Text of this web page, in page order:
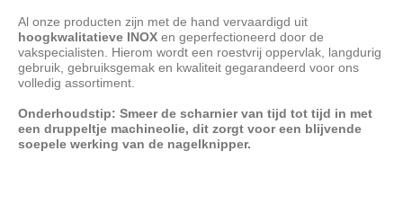
Al onze producten zijn met de hand vervaardigd uit
hoogkwalitatieve INOX en geperfectioneerd door de
vakspecialisten. Hierom wordt een roestvrij oppervlak, langdurig
gebruik, gebruiksgemak en kwaliteit gegarandeerd voor ons
volledig assortiment.
Onderhoudstip: Smeer de scharnier van tijd tot tijd in met
een druppeltje machineolie, dit zorgt voor een blijvende
soepele werking van de nagelknipper.